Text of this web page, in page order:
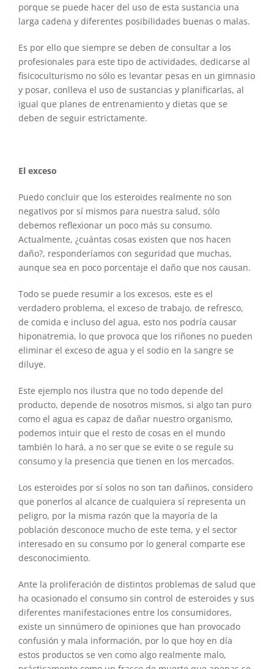
porque se puede hacer del uso de esta sustancia una
larga cadena y diferentes posibilidades buenas o malas.
Es por ello que siempre se deben de consultar a los
profesionales para este tipo de actividades, dedicarse al
fisicoculturismo no sólo es levantar pesas en un gimnasio
y posar, conlleva el uso de sustancias y planificarlas, al
igual que planes de entrenamiento y dietas que se
deben de seguir estrictamente.
El exceso
Puedo concluir que los esteroides realmente no son
negativos por sí mismos para nuestra salud, sólo
debemos reflexionar un poco más su consumo.
Actualmente, ¿cuántas cosas existen que nos hacen
daño?, responderíamos con seguridad que muchas,
aunque sea en poco porcentaje el daño que nos causan.
Todo se puede resumir a los excesos, este es el
verdadero problema, el exceso de trabajo, de refresco,
de comida e incluso del agua, esto nos podría causar
hiponatremia, lo que provoca que los riñones no pueden
eliminar el exceso de agua y el sodio en la sangre se
diluye.
Este ejemplo nos ilustra que no todo depende del
producto, depende de nosotros mismos, si algo tan puro
como el agua es capaz de dañar nuestro organismo,
podemos intuir que el resto de cosas en el mundo
también lo hará, a no ser que se evite o se regule su
consumo y la presencia que tienen en los mercados.
Los esteroides por sí solos no son tan dañinos, considero
que ponerlos al alcance de cualquiera sí representa un
peligro, por la misma razón que la mayoría de la
población desconoce mucho de este tema, y el sector
interesado en su consumo por lo general comparte ese
desconocimiento.
Ante la proliferación de distintos problemas de salud que
ha ocasionado el consumo sin control de esteroides y sus
diferentes manifestaciones entre los consumidores,
existe un sinnúmero de opiniones que han provocado
confusión y mala información, por lo que hoy en día
estos productos se ven como algo realmente malo,